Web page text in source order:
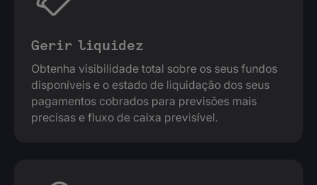
Gerir liquidez
Obtenha visibilidade total sobre os seus fundos
disponíveis e o estado de liquidação dos seus
pagamentos cobrados para previsões mais
precisas e fluxo de caixa previsível.